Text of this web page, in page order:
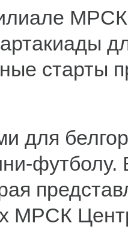
МРСК
старты
для
футболу.
МРСК